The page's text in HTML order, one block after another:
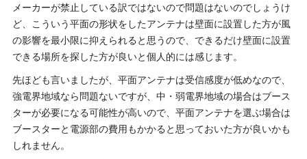
メーカーが禁止している訳ではないので問題はないのでしょうけ
ど、こういう平面の形状をしたアンテナは壁面に設置した方が風
の影響を最小限に抑えられると思うので、できるだけ壁面に設置
できる場所を探した方が良いと個人的には感じます。
先ほども言いましたが、平面アンテナは受信感度が低めなので、
強電界地域なら問題ないですが、中・弱電界地域の場合はブース
ターが必要になる可能性が高いので、平面アンテナを選ぶ場合は
ブースターと電源部の費用もかかると思っておいた方が良いかも
しれません。